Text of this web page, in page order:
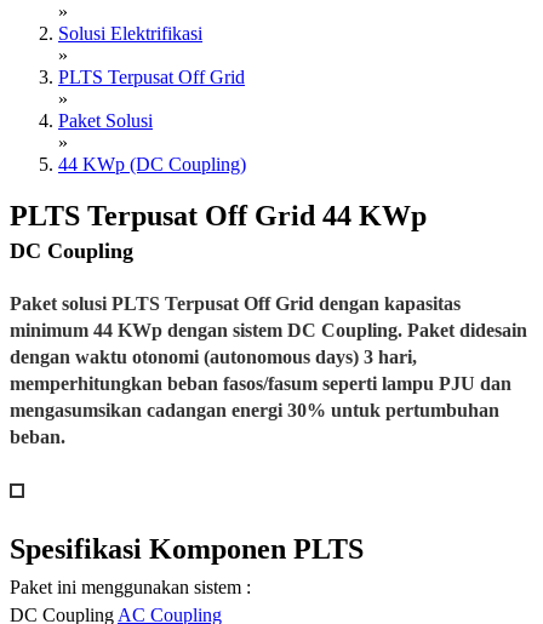
»
Solusi Elektrifikasi
»
PLTS Terpusat Off Grid
»
Paket Solusi
»
44 KWp (DC Coupling)
PLTS Terpusat Off Grid 44 KWp
DC Coupling
Paket solusi PLTS Terpusat Off Grid dengan kapasitas
minimum 44 KWp dengan sistem DC Coupling. Paket didesain
dengan waktu otonomi (autonomous days) 3 hari,
memperhitungkan beban fasos/fasum seperti lampu PJU dan
mengasumsikan cadangan energi 30% untuk pertumbuhan
beban.
Spesifikasi Komponen PLTS
Paket ini menggunakan sistem :
DC Coupling AC Coupling